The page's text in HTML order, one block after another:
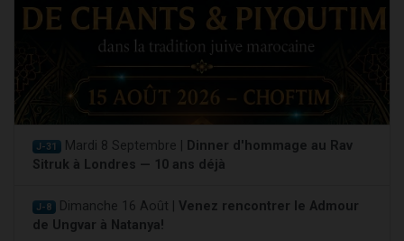
J-31 Mardi 8 Septembre |
Dinner d'hommage au Rav
Sitruk à Londres — 10 ans déjà
J-8 Dimanche 16 Août | Venez rencontrer le Admour
de Ungvar à Natanya!